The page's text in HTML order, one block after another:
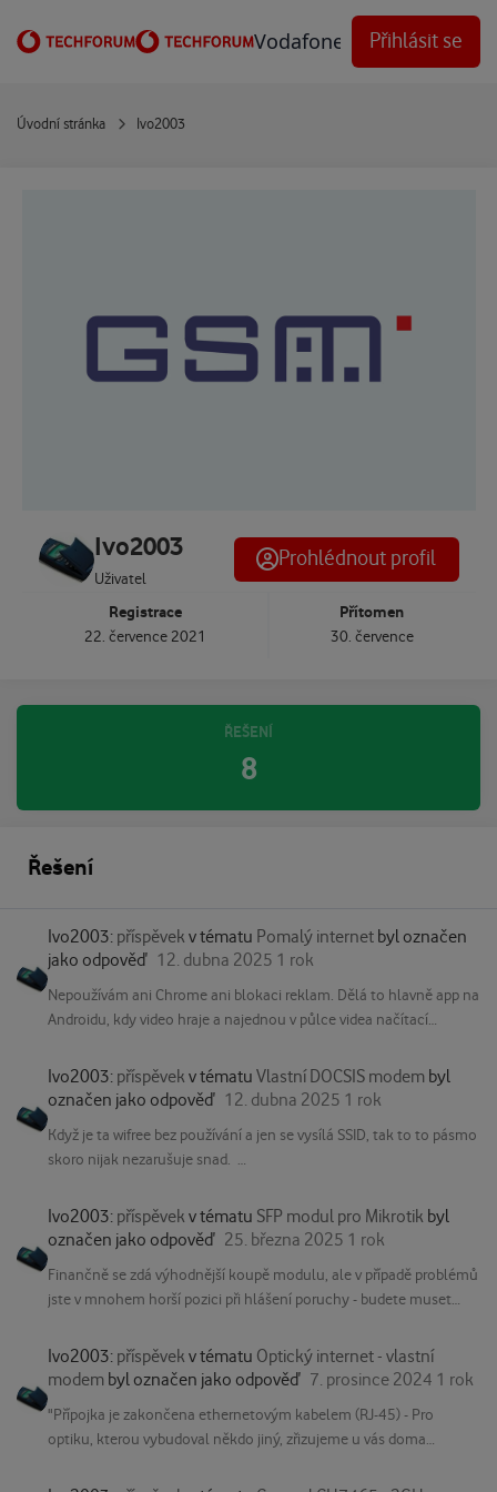
Vodafone Techforum
Přihlásit se
Úvodní stránka Ivo2003
Ivo2003
Uživatel
Registrace
22. července 2021
Přítomen
30. července
Prohlédnout profil
ŘEŠENÍ
8
Řešení
Ivo2003: příspěvek v tématu Pomalý internet byl označen
jako odpověď 12. dubna 2025 1 rok
Nepoužívám ani Chrome ani blokaci reklam. Dělá to hlavně app na
Androidu, kdy video hraje a najednou v půlce videa načítací
Ivo2003: příspěvek v tématu Vlastní DOCSIS modem byl
označen jako odpověď 12. dubna 2025 1 rok
Když je ta wifree bez používání a jen se vysílá SSID, tak to to pásmo
skoro nijak nezarušuje snad.
Ivo2003: příspěvek v tématu SFP modul pro Mikrotik byl
označen jako odpověď 25. března 2025 1 rok
Finančně se zdá výhodnější koupě modulu, ale v případě problémů
jste v mnohem horší pozici při hlášení poruchy - budete muset
Cetin dává malé ONT huawei se spotřebou do 2 Watt.
Vlastní moduly umožňuje zatím snad jen ISP Poda. (V podmínkách
ostatní uživatele, tak se klient zavazuje k náhradě škody)
Ivo2003: příspěvek v tématu Optický internet - vlastní
modem byl označen jako odpověď 7. prosince 2024 1 rok
"Přípojka je zakončena ethernetovým kabelem (RJ-45) - Pro
optiku, kterou vybudoval někdo jiný, zřizujeme u vás doma
Fi 6 router Comtrend WR-5804 nebo jakýkoliv router s rozhraním